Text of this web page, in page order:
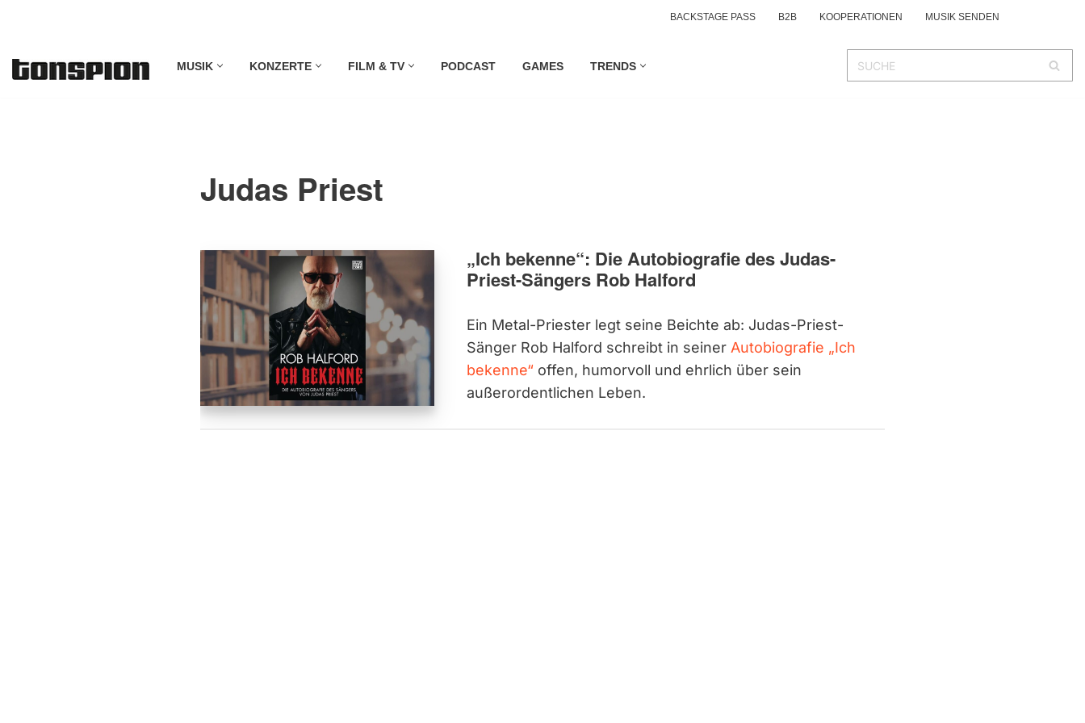
Inhalt
BACKSTAGE PASS B2B KOOPERATIONEN MUSIK SENDEN
MUSIK KONZERTE FILM & TV PODCAST GAMES TRENDS
Judas Priest
„Ich bekenne“: Die Autobiografie des Judas-
Priest-Sängers Rob Halford
Ein Metal-Priester legt seine Beichte ab: Judas-Priest-
Sänger Rob Halford schreibt in seiner Autobiografie „Ich
bekenne“offen, humorvoll und ehrlich über sein
außerordentlichen Leben.